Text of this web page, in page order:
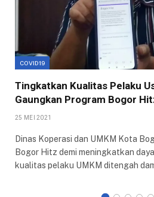
COVID19
Tingkatkan Kualitas Pelaku
Gaungkan Program Bogor
25 MEI 2021
Dinas Koperasi dan UMKM Kota
Bogor Hitz demi meningkatkan
kualitas pelaku UMKM ditengah